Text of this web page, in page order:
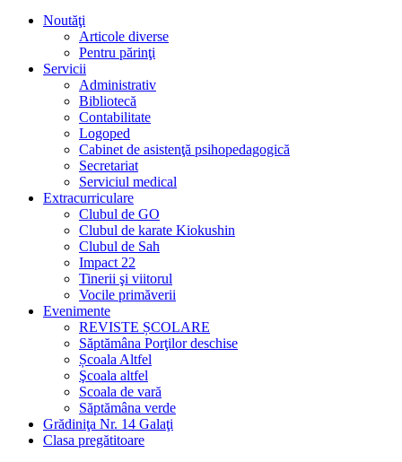
Noutăţi
Articole diverse
Pentru părinţi
Servicii
Administrativ
Bibliotecă
Contabilitate
Logoped
Cabinet de asistenţă psihopedagogică
Secretariat
Serviciul medical
Extracurriculare
Clubul de GO
Clubul de karate Kiokushin
Clubul de Sah
Impact 22
Tinerii şi viitorul
Vocile primăverii
Evenimente
REVISTE ȘCOLARE
Săptămâna Porţilor deschise
Școala Altfel
Şcoala altfel
Scoala de vară
Săptămâna verde
Grădiniţa Nr. 14 Galaţi
Clasa pregătitoare